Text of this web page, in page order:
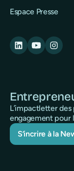
Espace Presse
L’impactletter
engagement pour
S’incrire à la